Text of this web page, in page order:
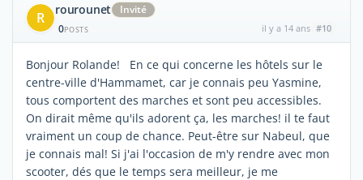
R rourounet
Invité
0POSTS il y a 14 ans #10
Bonjour Rolande! En ce qui concerne les hôtels sur le
centre-ville d'Hammamet, car je connais peu Yasmine,
tous comportent des marches et sont peu accessibles.
On dirait même qu'ils adorent ça, les marches! il te faut
vraiment un coup de chance. Peut-être sur Nabeul, que
je connais mal! Si j'ai l'occasion de m'y rendre avec mon
scooter, dés que le temps sera meilleur, je me